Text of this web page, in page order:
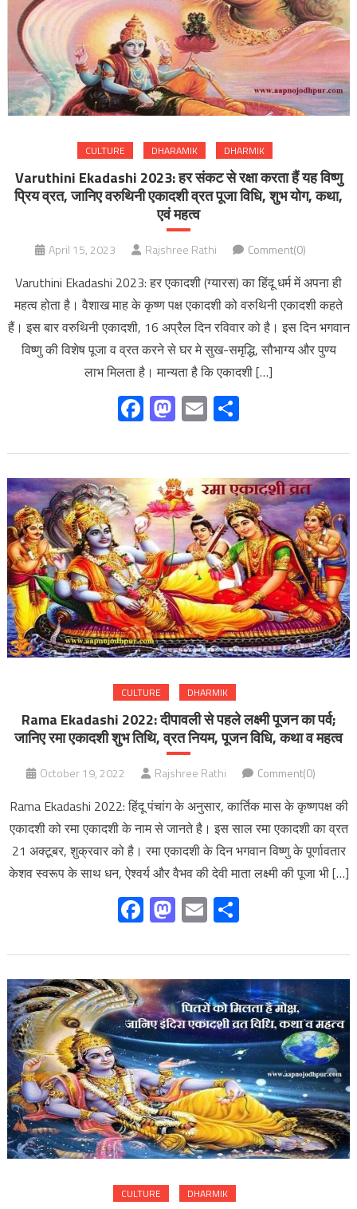
CULTURE DHARAMIK DHARMIK
Varuthini Ekadashi 2023: हर संकट से रक्षा करता हैं यह विष्णु
प्रिय व्रत, जानिए वरुथिनी एकादशी व्रत पूजा विधि, शुभ योग, कथा,
एवं महत्व
April 15, 2023 Rajshree Rathi Comment(0)
Varuthini Ekadashi 2023: हर एकादशी (ग्यारस) का हिंदू धर्म में अपना ही
महत्व होता है। वैशाख माह के कृष्ण पक्ष एकादशी को वरुथिनी एकादशी कहते
हैं। इस बार वरुथिनी एकादशी, 16 अप्रैल दिन रविवार को है। इस दिन भगवान
विष्णु की विशेष पूजा व व्रत करने से घर मे सुख-समृद्धि, सौभाग्य और पुण्य
लाभ मिलता है। मान्यता है कि एकादशी […]
Facebook
Mastodon
Email
CULTURE DHARMIK
Rama Ekadashi 2022: दीपावली से पहले लक्ष्मी पूजन का पर्व;
जानिए रमा एकादशी शुभ तिथि, व्रत नियम, पूजन विधि, कथा व महत्‍व
October 19, 2022 Rajshree Rathi Comment(0)
Rama Ekadashi 2022: हिंदू पंचांग के अनुसार, कार्तिक मास के कृष्णपक्ष की
एकादशी को रमा एकादशी के नाम से जानते है। इस साल रमा एकादशी का व्रत
21 अक्टूबर, शुक्रवार को है। रमा एकादशी के दिन भगवान विष्णु के पूर्णावतार
केशव स्वरूप के साथ धन, ऐश्वर्य और वैभव की देवी माता लक्ष्मी की पूजा भी […]
Facebook
Mastodon
Email
CULTURE DHARMIK